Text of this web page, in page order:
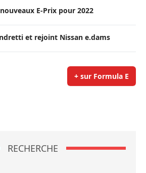
E-Prix pour 2022
et rejoint Nissan e.dams
+ sur Formula E
RECHERCHE